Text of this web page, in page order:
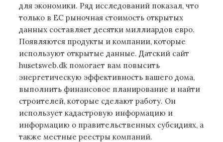
для экономики. Ряд исследований показал, что
только в ЕС рыночная стоимость открытых
данных составляет десятки миллиардов евро.
Появляются продукты и компании, которые
используют открытые данные. Датский сайт
husetsweb.dk помогает вам повысить
энергетическую эффективность вашего дома,
выполнить финансовое планирование и найти
строителей, которые сделают работу. Он
использует кадастровую информацию и
информацию о правительственных субсидиях, а
также местные реестры компаний.